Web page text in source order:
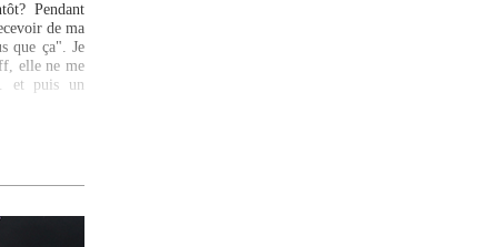
Pendant
de ma
que ça". Je
elle ne me
et puis un